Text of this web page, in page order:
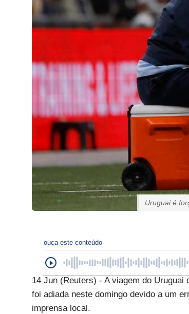
Uruguai é
ouça este conteúdo
14 Jun (Reuters) - A viagem do
foi adiada neste domingo devido a um
imprensa local.